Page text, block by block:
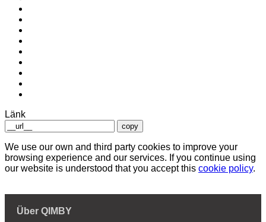
Länk
copy
We use our own and third party cookies to improve your
browsing experience and our services. If you continue using
our website is understood that you accept this cookie policy.
Über QIMBY